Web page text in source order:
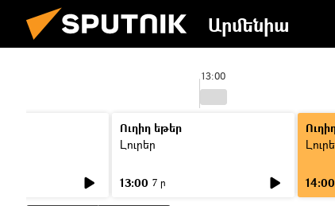
Արմենիա
13:00
Ուղիղ եթեր
Լուրեր
13:00 7 ր 14:00